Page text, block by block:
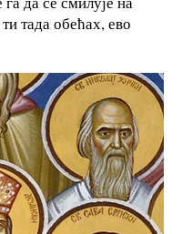
тада обећах, ево